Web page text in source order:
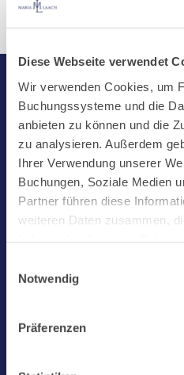
Diese Webseite verwendet
Wir verwenden Cookies, um
Buchungssysteme und die
anbieten zu können und die
zu analysieren. Außerdem
Ihrer Verwendung unserer
Buchungen, Soziale Medien
Partner führen diese
weiteren Daten zusammen,
challenges.cloudflare.com:
Buchungssystem MEWS in
übermittelt. Cookies von
Buchungen von Bibliotheks-
Notwendig
Präferenzen
Start
Aktuelles
Kloster
Klosterbetriebe
Spenden
Laacher See